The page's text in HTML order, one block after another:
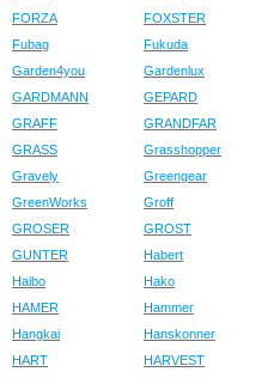
FORZA
FOXSTER
Fubag
Fukuda
Garden4you
Gardenlux
GARDMANN
GEPARD
GRAFF
GRANDFAR
GRASS
Grasshopper
Gravely
Greengear
GreenWorks
Groff
GROSER
GROST
GUNTER
Habert
Haibo
Hako
HAMER
Hammer
Hangkai
Hanskonner
HART
HARVEST